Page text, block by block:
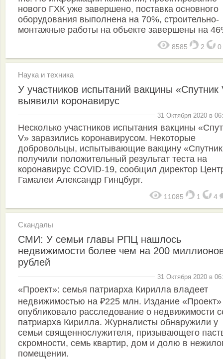
нового ГХК уже завершено, поставка основного
оборудования выполнена на 70%, строительно-
монтажные работы на объекте завершены на
8585 2 0
Наука и техника
У участников испытаний вакцины «Спутник
выявили коронавирус
31 Октября 2020 в
Несколько участников испытания вакцины
V» заразились коронавирусом. Некоторые
добровольцы, испытывающие вакцину
получили положительный результат теста на
коронавирус COVID-19, сообщил директор
Гамалеи Александр Гинцбург.
11085 1 4
Скандалы
СМИ: У семьи главы РПЦ нашлось
недвижимости более чем на 200
рублей
31 Октября 2020 в
«Проект»: семья патриарха Кирилла владеет
недвижимостью на ₽225 млн. Издание «Проект»
опубликовало расследование о недвижимости
патриарха Кирилла. Журналисты обнаружили у
семьи священнослужителя, призывающего
скромности, семь квартир, дом и долю в
помещении.